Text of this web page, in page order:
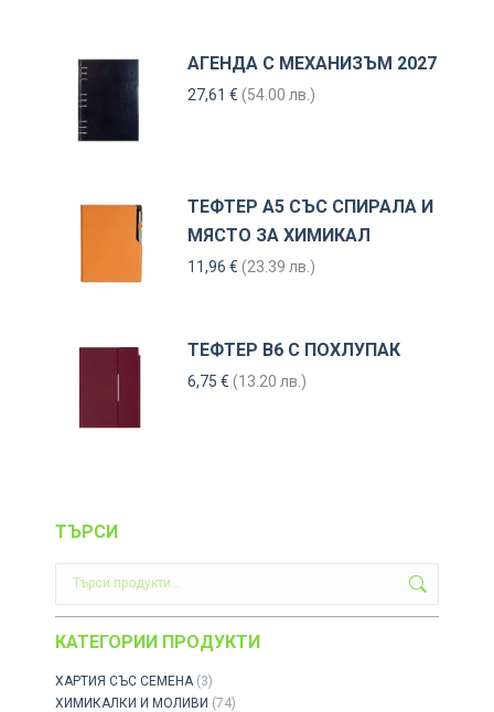
АГЕНДА С МЕХАНИЗЪМ 2027
27,61 € (54.00 лв.)
ТЕФТЕР А5 СЪС СПИРАЛА И
МЯСТО ЗА ХИМИКАЛ
11,96 € (23.39 лв.)
ТЕФТЕР В6 С ПОХЛУПАК
6,75 € (13.20 лв.)
ТЪРСИ
КАТЕГОРИИ ПРОДУКТИ
ХАРТИЯ СЪС СЕМЕНА (3)
ХИМИКАЛКИ И МОЛИВИ (74)